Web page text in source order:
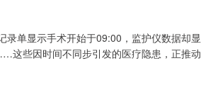
单显示手术开始于09:00，监护仪数据却显
这些因时间不同步引发的医疗隐患，正推动